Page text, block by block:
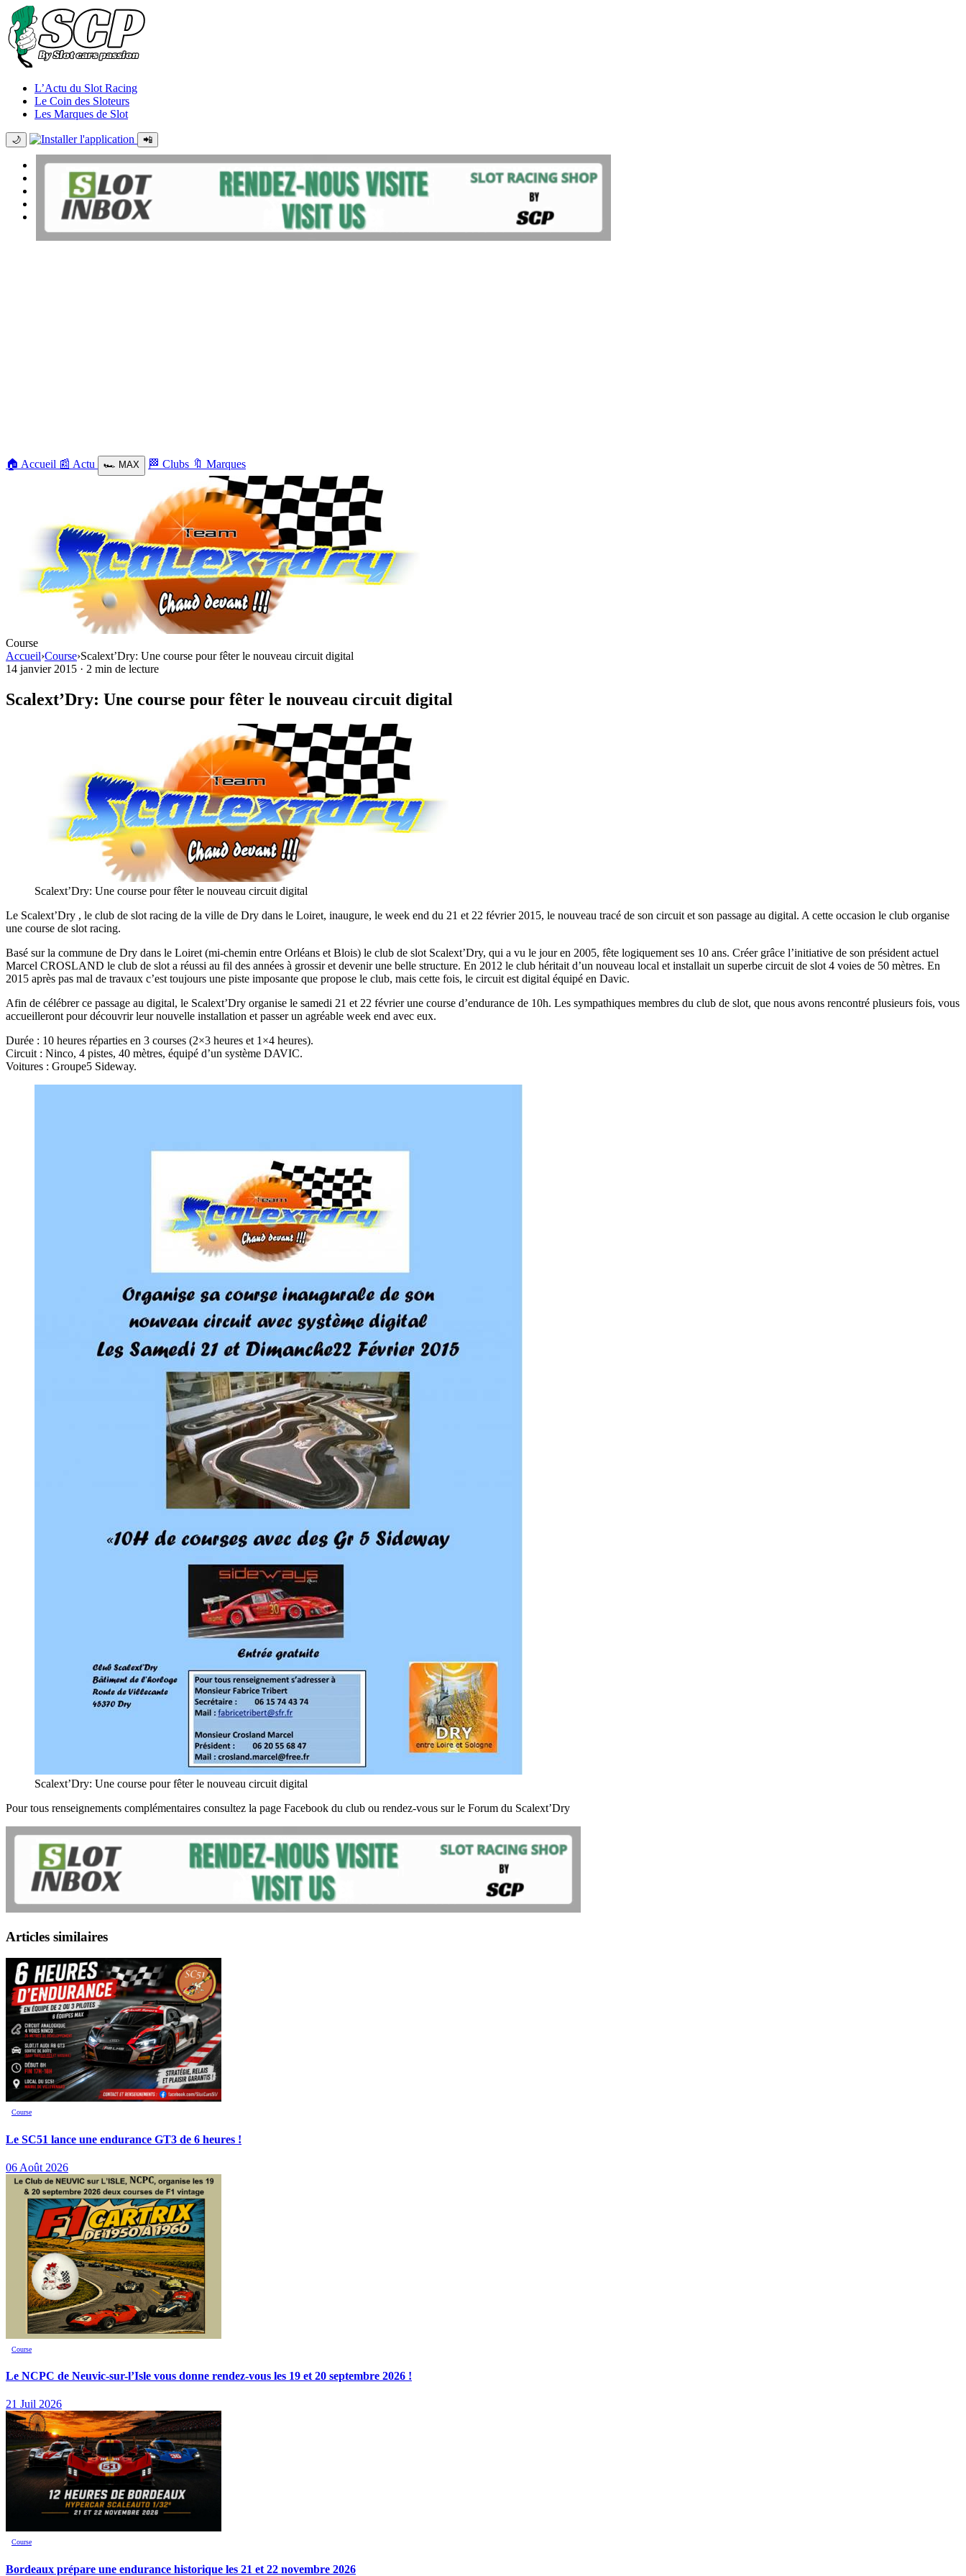
L’Actu du Slot Racing
Le Coin des Sloteurs
Les Marques de Slot
🌙 📲
🏠 Accueil 📰 Actu 🏎️ MAX 🏁 Clubs 🔖 Marques
Course
Accueil›Course›Scalext’Dry: Une course pour fêter le nouveau circuit digital
14 janvier 2015 · 2 min de lecture
Scalext’Dry: Une course pour fêter le nouveau circuit digital
Scalext’Dry: Une course pour fêter le nouveau circuit digital
Le Scalext’Dry , le club de slot racing de la ville de Dry dans le Loiret, inaugure, le week end du 21 et 22 février 2015, le nouveau tracé de son circuit et son passage au digital. A cette occasion le club organise
une course de slot racing.
Basé sur la commune de Dry dans le Loiret (mi-chemin entre Orléans et Blois) le club de slot Scalext’Dry, qui a vu le jour en 2005, fête logiquement ses 10 ans. Créer grâce l’initiative de son président actuel
Marcel CROSLAND le club de slot a réussi au fil des années à grossir et devenir une belle structure. En 2012 le club héritait d’un nouveau local et installait un superbe circuit de slot 4 voies de 50 mètres. En
2015 après pas mal de travaux c’est toujours une piste imposante que propose le club, mais cette fois, le circuit est digital équipé en Davic.
Afin de célébrer ce passage au digital, le Scalext’Dry organise le samedi 21 et 22 février une course d’endurance de 10h. Les sympathiques membres du club de slot, que nous avons rencontré plusieurs fois, vous
accueilleront pour découvrir leur nouvelle installation et passer un agréable week end avec eux.
Durée : 10 heures réparties en 3 courses (2×3 heures et 1×4 heures).
Circuit : Ninco, 4 pistes, 40 mètres, équipé d’un système DAVIC.
Voitures : Groupe5 Sideway.
Scalext’Dry: Une course pour fêter le nouveau circuit digital
Pour tous renseignements complémentaires consultez la page Facebook du club ou rendez-vous sur le Forum du Scalext’Dry
Articles similaires
Course
Le SC51 lance une endurance GT3 de 6 heures !
06 Août 2026
Course
Le NCPC de Neuvic-sur-l’Isle vous donne rendez-vous les 19 et 20 septembre 2026 !
21 Juil 2026
Course
Bordeaux prépare une endurance historique les 21 et 22 novembre 2026